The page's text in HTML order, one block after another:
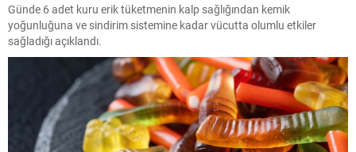
Günde 6 adet kuru erik tüketmenin kalp sağlığından kemik
yoğunluğuna ve sindirim sistemine kadar vücutta olumlu etkiler
sağladığı açıklandı.